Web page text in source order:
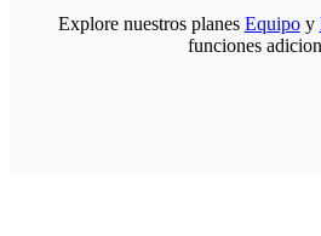
Explore nuestros planes Equipoy
funciones